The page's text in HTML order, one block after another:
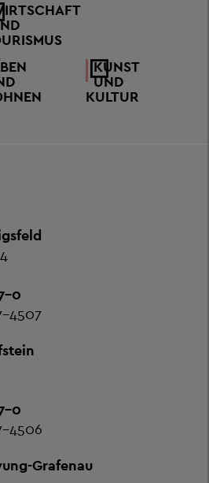
KUNST
UND
KULTUR
0
4507
0
4506
Grafenau